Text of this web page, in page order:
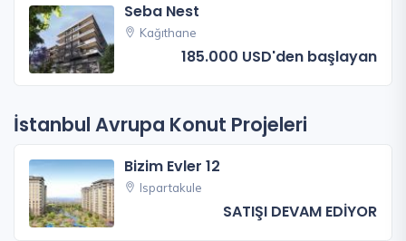
Seba Nest
Kağıthane
185.000 USD'den başlayan
İstanbul Avrupa Konut Projeleri
Bizim Evler 12
Ispartakule
SATIŞI DEVAM EDİYOR